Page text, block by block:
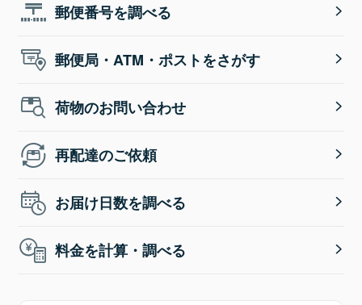
郵便番号を調べる
郵便局・ATM・ポストをさがす
荷物のお問い合わせ
再配達のご依頼
お届け日数を調べる
料金を計算・調べる